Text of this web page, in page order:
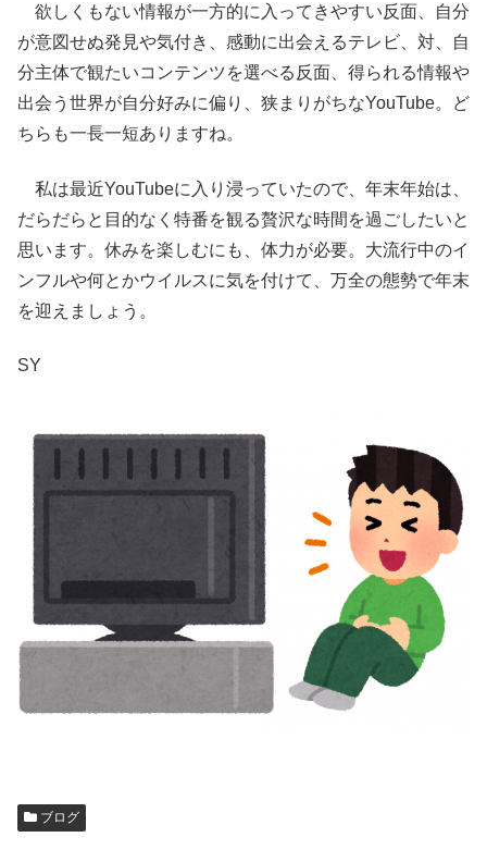
欲しくもない情報が一方的に入ってきやすい反面、自分
が意図せぬ発見や気付き、感動に出会えるテレビ、対、自
分主体で観たいコンテンツを選べる反面、得られる情報や
出会う世界が自分好みに偏り、狭まりがちなYouTube。ど
ちらも一長一短ありますね。
私は最近YouTubeに入り浸っていたので、年末年始は、
だらだらと目的なく特番を観る贅沢な時間を過ごしたいと
思います。休みを楽しむにも、体力が必要。大流行中のイ
ンフルや何とかウイルスに気を付けて、万全の態勢で年末
を迎えましょう。
SY
ブログ